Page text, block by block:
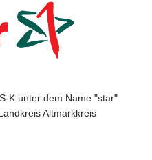
K unter dem Name "star"
Altmarkkreis